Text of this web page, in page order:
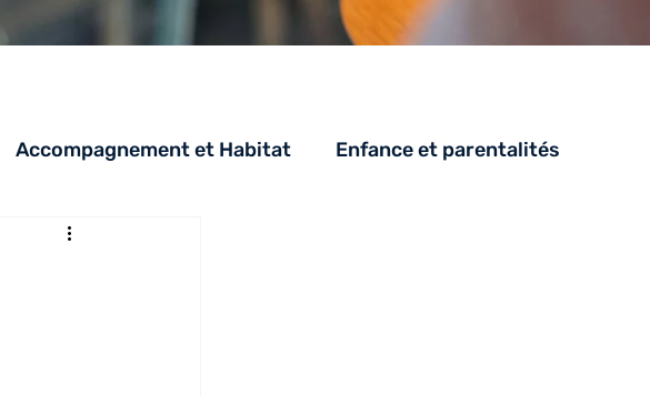
Accompagnement et Habitat Enfance et parentalités
AEJ